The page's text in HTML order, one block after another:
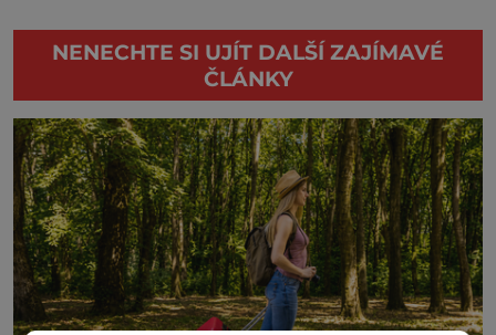
NENECHTE SI UJÍT DALŠÍ ZAJÍMAVÉ
ČLÁNKY